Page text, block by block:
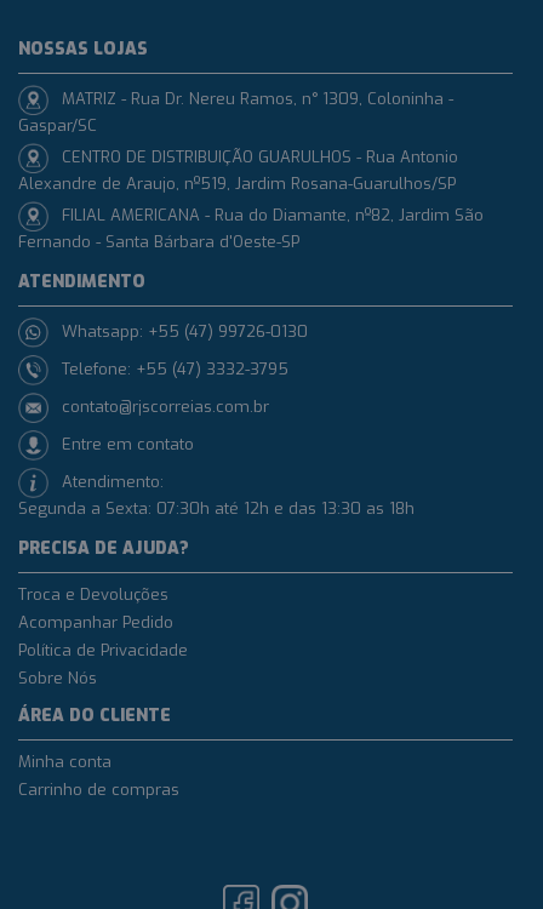
NOSSAS LOJAS
MATRIZ - Rua Dr. Nereu Ramos, n° 1309, Coloninha -
Gaspar/SC
CENTRO DE DISTRIBUIÇÃO GUARULHOS - Rua Antonio
Alexandre de Araujo, nº519, Jardim Rosana-Guarulhos/SP
FILIAL AMERICANA - Rua do Diamante, nº82, Jardim São
Fernando - Santa Bárbara d'Oeste-SP
ATENDIMENTO
Whatsapp: +55 (47) 99726-0130
Telefone: +55 (47) 3332-3795
contato@rjscorreias.com.br
Entre em contato
Atendimento:
Segunda a Sexta: 07:30h até 12h e das 13:30 as 18h
PRECISA DE AJUDA?
Troca e Devoluções
Acompanhar Pedido
Política de Privacidade
Sobre Nós
ÁREA DO CLIENTE
Minha conta
Carrinho de compras